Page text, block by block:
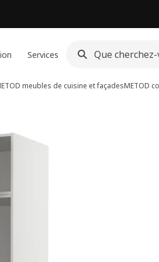
Services
meubles de cuisine et façadesMETOD